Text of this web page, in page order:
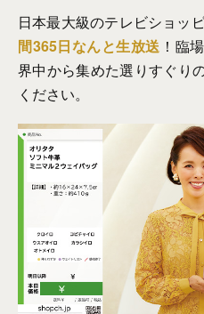
日本最大級のテレビショッ
間365日なんと生放送 ！臨
界中から集めた選りすぐり
ください。